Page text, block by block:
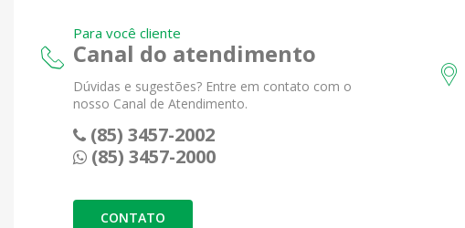
Para você cliente
Canal do atendimento
Dúvidas e sugestões? Entre em contato com o
nosso Canal de Atendimento.
(85) 3457-2002
(85) 3457-2000
CONTATO